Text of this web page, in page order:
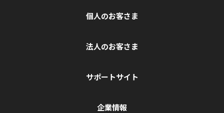
個人のお客さま
法人のお客さま
サポートサイト
企業情報